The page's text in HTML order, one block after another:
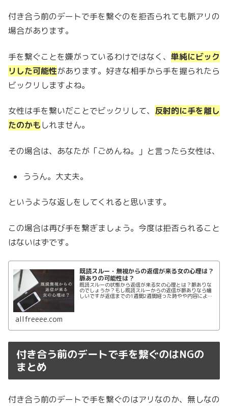
付き合う前のデートで手を繋ぐのを拒否られても脈アリの
場合があります。
手を繋ぐことを嫌がっているわけではなく、 単純にビック
リした可能性があります。好きな相手から手を握られたら
ビックリしますよね。
女性は手を繋いだことでビックリして、 反射的に手を離し
たのかもしれません。
その場合は、あなたが「ごめんね。」と言ったら女性は、
ううん。大丈夫。
というような返しをしてくれると思います。
この場合は再び手を繋ぎましょう。今度は拒否られること
はないはずです。
既読スルー・無視からの返信が来る女の心理は？
脈ありの可能性は？
既読スルーの状態から返信が来る女の心理とは？脈ありな
のでしょうか？もし既読スルーからの返信が脈ありなら嬉
しいですが返信までの1週間2週間経った時やや内容によっ
allfreeee.com
付き合う前のデートで手を繋ぐのはNGの
まとめ
付き合う前のデートで手を繋ぐのはアリなのか、無しなの